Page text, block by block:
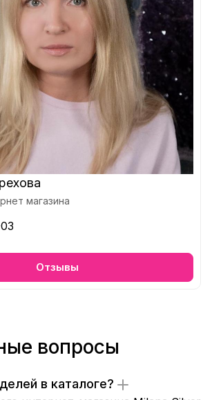
магазина
Отзывы
вопросы
в каталоге?